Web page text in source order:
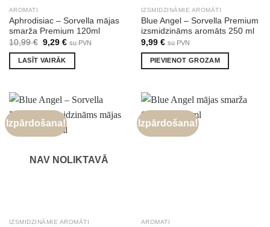
AROMATI
Aphrodisiac – Sorvella mājas
smarža Premium 120ml
10,99€ Original
price
was:
10,99 €.
9,29 €Current
su PVN
LASĪT VAIRĀK
IZSMIDZINĀMIE AROMĀTI
Blue Angel – Sorvella Premium
izsmidzināms aromāts 250 ml
9,99 € su PVN
PIEVIENOT GROZAM
Izpārdošana!
NAV NOLIKTAVĀ
IZSMIDZINĀMIE AROMĀTI
Izpārdošana!
AROMATI